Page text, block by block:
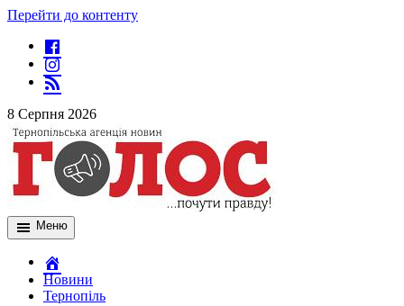
Перейти до контенту
8 Серпня 2026
Меню
Новини
Тернопіль